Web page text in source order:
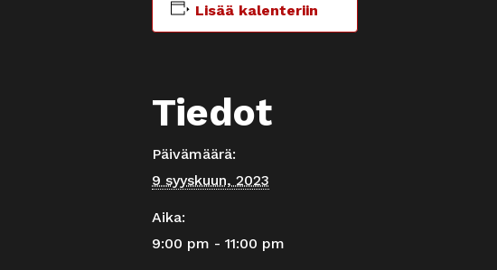
Lisää kalenteriin
Tiedot
Päivämäärä:
9 syyskuun, 2023
Aika:
9:00 pm - 11:00 pm